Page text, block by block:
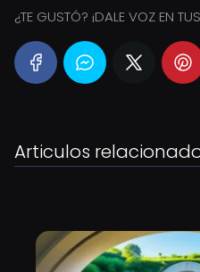
¿TE GUSTÓ? ¡DALE VOZ EN
Articulos